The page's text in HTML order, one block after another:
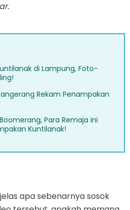
di Lampung, Foto-
Rekam Penampakan
Para Remaja ini
Kuntilanak!
apa sebenarnya sosok